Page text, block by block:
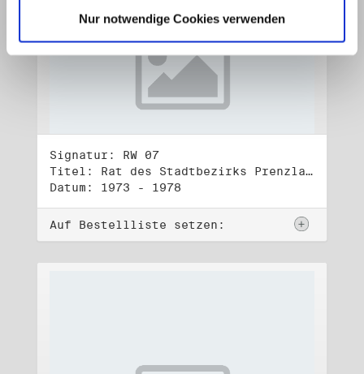
Nur notwendige Cookies verwenden
Signatur: RW 07
Titel: Rat des Stadtbezirks Prenzlauer Berg in Berlin
Datum: 1973 - 1978
Auf Bestellliste setzen: